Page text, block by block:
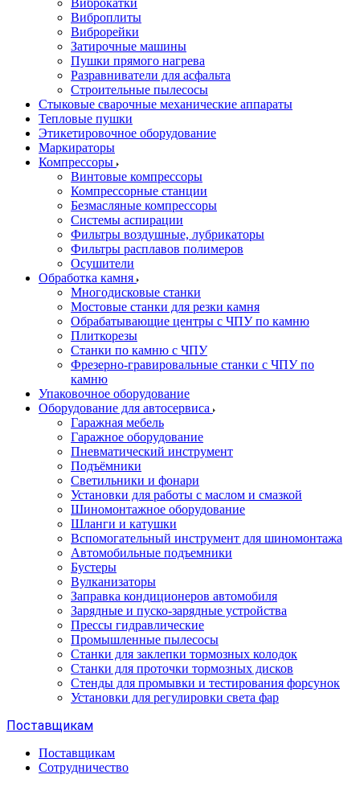
Виброкатки
Виброплиты
Виброрейки
Затирочные машины
Пушки прямого нагрева
Разравниватели для асфальта
Строительные пылесосы
Стыковые сварочные механические аппараты
Тепловые пушки
Этикетировочное оборудование
Маркираторы
Компрессоры
Винтовые компрессоры
Компрессорные станции
Безмасляные компрессоры
Системы аспирации
Фильтры воздушные, лубрикаторы
Фильтры расплавов полимеров
Осушители
Обработка камня
Многодисковые станки
Мостовые станки для резки камня
Обрабатывающие центры с ЧПУ по камню
Плиткорезы
Станки по камню с ЧПУ
Фрезерно-гравировальные станки с ЧПУ по
камню
Упаковочное оборудование
Оборудование для автосервиса
Гаражная мебель
Гаражное оборудование
Пневматический инструмент
Подъёмники
Светильники и фонари
Установки для работы с маслом и смазкой
Шиномонтажное оборудование
Шланги и катушки
Вспомогательный инструмент для шиномонтажа
Автомобильные подъемники
Бустеры
Вулканизаторы
Заправка кондиционеров автомобиля
Зарядные и пуско-зарядные устройства
Прессы гидравлические
Промышленные пылесосы
Станки для заклепки тормозных колодок
Станки для проточки тормозных дисков
Стенды для промывки и тестирования форсунок
Установки для регулировки света фар
Поставщикам
Поставщикам
Сотрудничество